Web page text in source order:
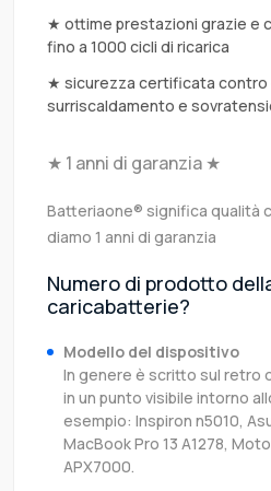
★ ottime prestazioni grazie e
fino a 1000 cicli di ricarica
★ sicurezza certificata contro
surriscaldamento e
★ 1 anni di garanzia ★
Batteriaone® significa qualità
diamo 1 anni di garanzia
Numero di prodotto
caricabatterie?
Modello del dispositivo
In genere è scritto sul retro
in un punto visibile intorno
esempio: Inspiron n5010,
MacBook Pro 13 A1278,
APX7000.